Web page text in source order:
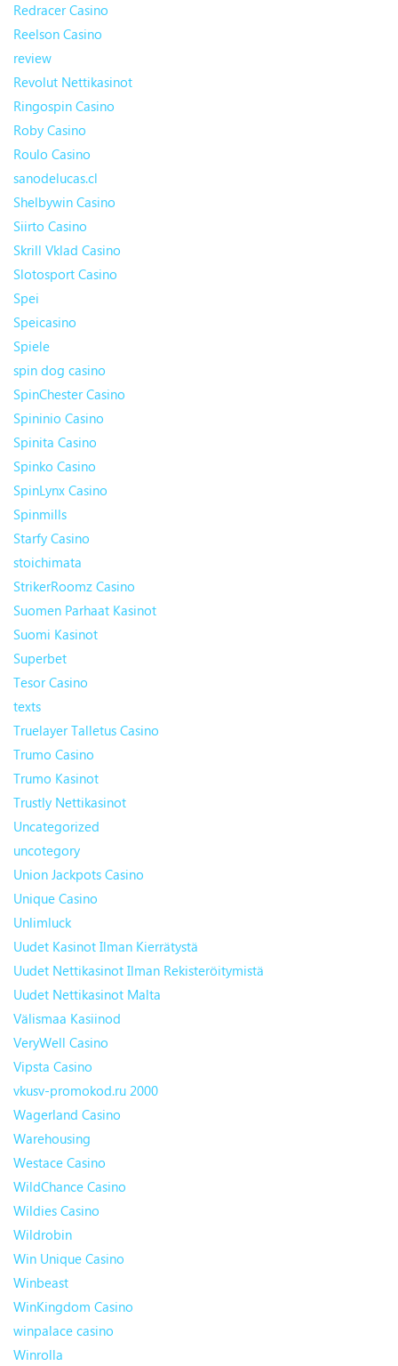
Redracer Casino
Reelson Casino
review
Revolut Nettikasinot
Ringospin Casino
Roby Casino
Roulo Casino
sanodelucas.cl
Shelbywin Casino
Siirto Casino
Skrill Vklad Casino
Slotosport Casino
Spei
Speicasino
Spiele
spin dog casino
SpinChester Casino
Spininio Casino
Spinita Casino
Spinko Casino
SpinLynx Casino
Spinmills
Starfy Casino
stoichimata
StrikerRoomz Casino
Suomen Parhaat Kasinot
Suomi Kasinot
Superbet
Tesor Casino
texts
Truelayer Talletus Casino
Trumo Casino
Trumo Kasinot
Trustly Nettikasinot
Uncategorized
uncotegory
Union Jackpots Casino
Unique Casino
Unlimluck
Uudet Kasinot Ilman Kierrätystä
Uudet Nettikasinot Ilman Rekisteröitymistä
Uudet Nettikasinot Malta
Välismaa Kasiinod
VeryWell Casino
Vipsta Casino
vkusv-promokod.ru 2000
Wagerland Casino
Warehousing
Westace Casino
WildChance Casino
Wildies Casino
Wildrobin
Win Unique Casino
Winbeast
WinKingdom Casino
winpalace casino
Winrolla